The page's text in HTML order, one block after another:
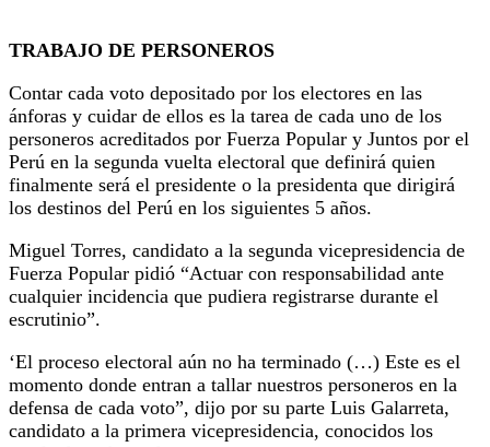
TRABAJO DE PERSONEROS
Contar cada voto depositado por los electores en las
ánforas y cuidar de ellos es la tarea de cada uno de los
personeros acreditados por Fuerza Popular y Juntos por el
Perú en la segunda vuelta electoral que definirá quien
finalmente será el presidente o la presidenta que dirigirá
los destinos del Perú en los siguientes 5 años.
Miguel Torres, candidato a la segunda vicepresidencia de
Fuerza Popular pidió “Actuar con responsabilidad ante
cualquier incidencia que pudiera registrarse durante el
escrutinio”.
‘El proceso electoral aún no ha terminado (…) Este es el
momento donde entran a tallar nuestros personeros en la
defensa de cada voto”, dijo por su parte Luis Galarreta,
candidato a la primera vicepresidencia, conocidos los